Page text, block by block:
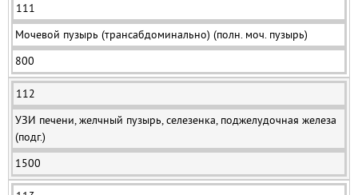
111
Мочевой пузырь (трансабдоминально) (полн. моч. пузырь)
800
112
УЗИ печени, желчный пузырь, селезенка, поджелудочная железа
(подг.)
1500